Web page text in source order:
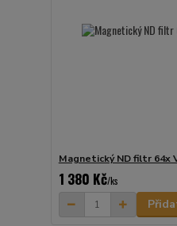
Magnetický ND filtr 64x
1 380 Kč/ks